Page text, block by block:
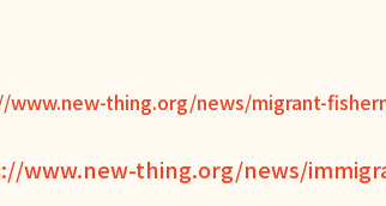
www.new-thing.org/news/migrant-
www.new-thing.org/news/